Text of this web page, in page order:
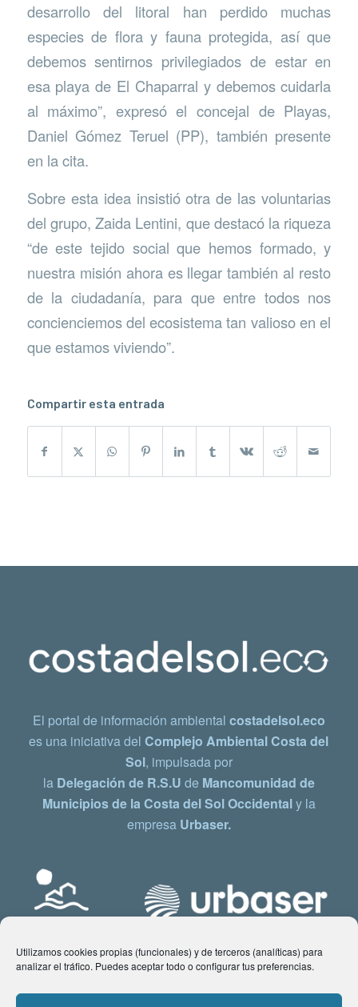
Utilizamos cookies propias (funcionales) y de terceros (analíticas) para
analizar el tráfico. Puedes aceptar todo o configurar tus preferencias.
desarrollo del litoral han perdido muchas
especies de flora y fauna protegida, así que
debemos sentirnos privilegiados de estar en
esa playa de El Chaparral y debemos cuidarla
al máximo”, expresó el concejal de Playas,
Daniel Gómez Teruel (PP), también presente
en la cita.
Sobre esta idea insistió otra de las voluntarias
del grupo, Zaida Lentini, que destacó la riqueza
“de este tejido social que hemos formado, y
nuestra misión ahora es llegar también al resto
de la ciudadanía, para que entre todos nos
concienciemos del ecosistema tan valioso en el
que estamos viviendo”.
Compartir esta entrada
El portal de información ambiental costadelsol.eco
es una iniciativa delComplejo Ambiental Costa del
Sol, impulsada por
la Delegación de R.S.U de Mancomunidad de
Municipios de la Costa del Sol Occidentaly la
empresa Urbaser.